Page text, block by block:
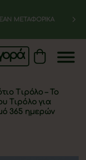
ΜΕΤΑΦΟΡΙΚΑ
Τιρόλο – Το
Τιρόλο για
365 ημερών